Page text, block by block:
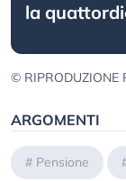
la
© RIPRODUZIONE
ARGOMENTI
# Pensione